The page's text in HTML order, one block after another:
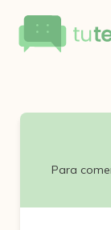
Para